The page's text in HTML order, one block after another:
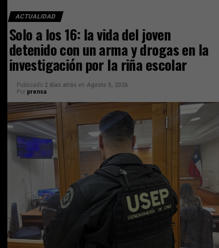
ACTUALIDAD
Solo a los 16: la vida del joven
detenido con un arma y drogas en la
investigación por la riña escolar
Publicado 2 días atrás en Agosto 5, 2026
Por prensa